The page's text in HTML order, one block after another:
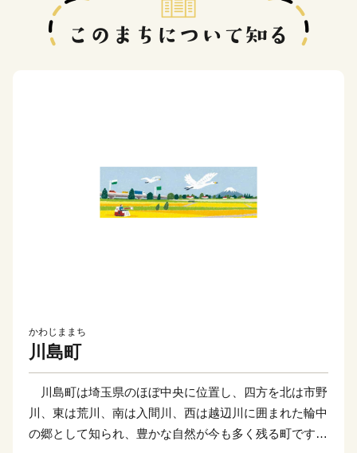
かわじままち
川島町
川島町は埼玉県のほぼ中央に位置し、四方を北は市野
川、東は荒川、南は入間川、西は越辺川に囲まれた輪中
の郷として知られ、豊かな自然が今も多く残る町です。